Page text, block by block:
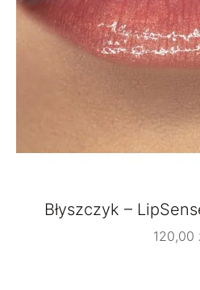
Błyszczyk –
120,00